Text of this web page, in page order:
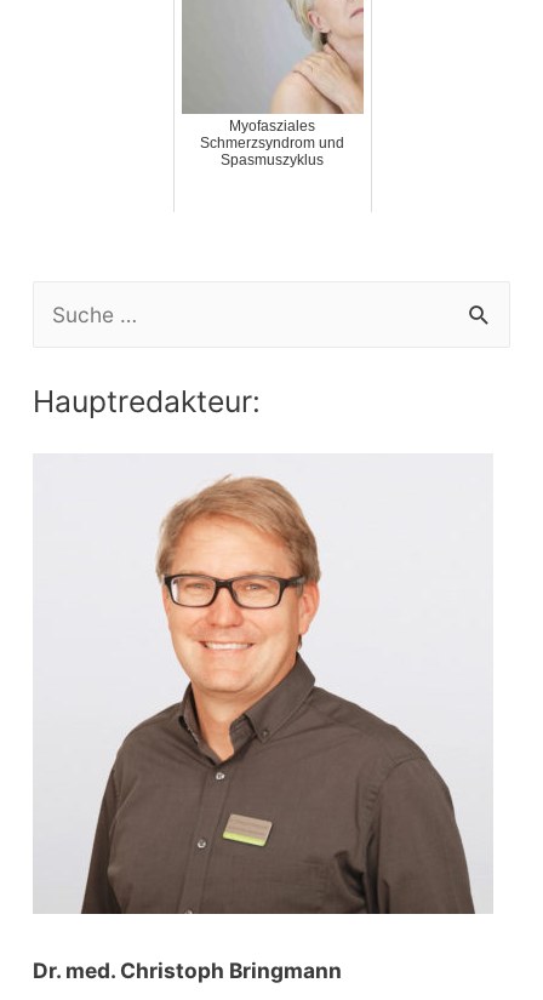
Myofasziales
Schmerzsyndrom und
Spasmuszyklus
Hauptredakteur:
Dr. med. Christoph Bringmann